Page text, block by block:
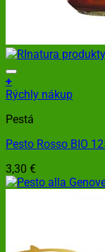
+
Rýchly nákup
Pestá
Pesto Rosso BIO
3,30 €